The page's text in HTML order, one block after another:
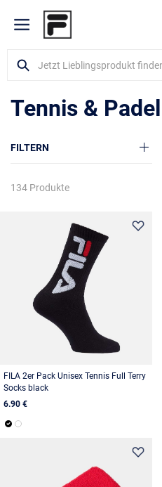
Tennis & Padel
FILTERN
134 Produkte
FILA 2er Pack Unisex Tennis Full Terry
Socks black
6.90 €